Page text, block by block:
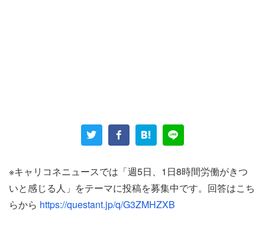
「時短がなくなった後は、まだ子供が小学生なのに『育児
で気を遣わなくてはいけない人』から『普通に働ける人』
と見なされてしまい、残業することもある。学童から帰っ
※キャリコネニュースでは「週5日、1日8時間労働がきつ
いと感じる人」をテーマに投稿を募集中です。回答はこち
らから https://questant.jp/q/G3ZMHZXB